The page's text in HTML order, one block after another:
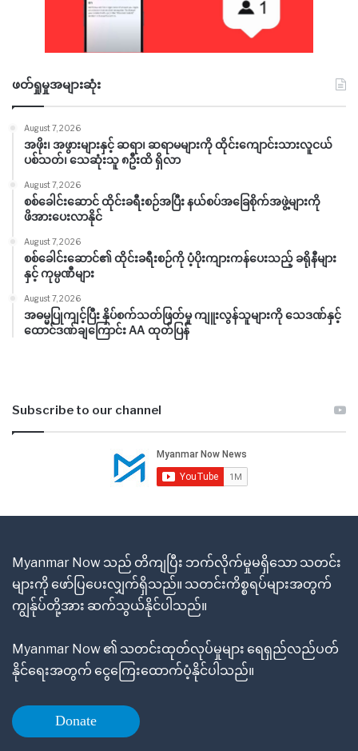
ဖတ်ရှုမှုအများဆုံး
August 7, 2026
အဖိုး၊ အဖွားများနှင့် ဆရာ၊ ဆရာမများကို ထိုင်းကျောင်းသားလူငယ်
ပစ်သတ်၊ သေဆုံးသူ ၈ဦးထိ ရှိလာ
August 7, 2026
စစ်ခေါင်းဆောင် ထိုင်းခရီးစဉ်အပြီး နယ်စပ်အခြေစိုက်အဖွဲ့များကို
ဖိအားပေးလာနိုင်
August 7, 2026
စစ်ခေါင်းဆောင်၏ ထိုင်းခရီးစဉ်ကို ပံ့ပိုးကျားကန်ပေးသည့် ခရိုနီများ
နှင့် ကုမ္ပဏီများ
August 7, 2026
အဓမ္မပြုကျင့်ပြီး နှိပ်စက်သတ်ဖြတ်မှု ကျူးလွန်သူများကို သေဒဏ်နှင့်
ထောင်ဒဏ်ချကြောင်း AA ထုတ်ပြန်
Subscribe to our channel
Myanmar Now သည် တိကျပြီး ဘက်လိုက်မှုမရှိသော သတင်း
များကို ဖော်ပြပေးလျှက်ရှိသည်။ သတင်းကိစ္စရပ်များအတွက်
ကျွန်ုပ်တို့အား ဆက်သွယ်နိုင်ပါသည်။
Myanmar Now ၏ သတင်းထုတ်လုပ်မှုများ ရေရှည်လည်ပတ်
နိုင်ရေးအတွက် ငွေကြေးထောက်ပံ့နိုင်ပါသည်။
Donate